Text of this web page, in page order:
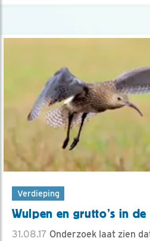
Verdieping
Wulpen en grutto’s in
31.08.17 Onderzoek laat zien